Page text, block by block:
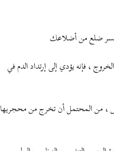
ضلع من أضلاعك
، فإنه يؤدي إلى إرتداد الدم في
، من المحتمل أن تخرج من محجريها